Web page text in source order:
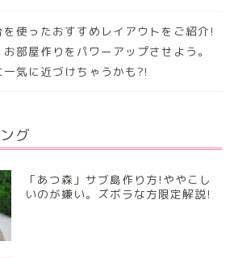
使ったおすすめレイアウトをご紹介!
お部屋作りをパワーアップさせよう。
気に近づけちゃうかも?!
グ
「あつ森」サブ島作り方!ややこし
いのが嫌い。ズボラな方限定解説!